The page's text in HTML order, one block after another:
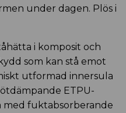
under dagen. Plös i
i komposit och
som kan stå emot
utformad innersula
ETPU-
med fuktabsorberande